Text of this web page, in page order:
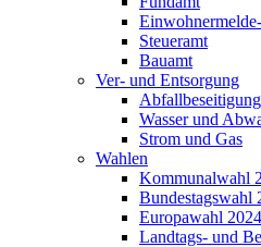
Steueramt
Bauamt
Ver- und Entsorgung
Abfallbeseitigung
Wasser und
Strom und Gas
Wahlen
Kommunalwahl
Bundestagswahl
Europawahl 2024
Landtags- und